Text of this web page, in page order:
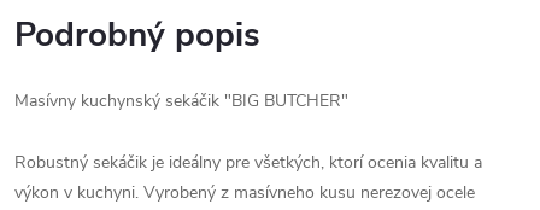
Podrobný popis
Masívny kuchynský sekáčik "BIG BUTCHER"
Robustný sekáčik je ideálny pre všetkých, ktorí ocenia kvalitu a
výkon v kuchyni. Vyrobený z masívneho kusu nerezovej ocele